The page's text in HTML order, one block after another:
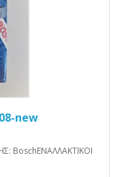
new
BoschΕΝΑΛΛΑΚΤΙΚΟΙ